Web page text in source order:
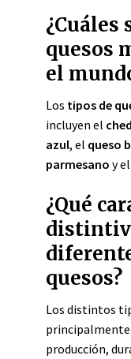
¿Cuáles
quesos
el
Los tipos de
incluyen el
azul, el queso
parmesano y el
¿Qué
quesos?
Los distintos
principalmente
producción,